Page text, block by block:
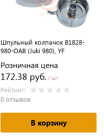
Шпульный колпачок B1828-
980-OAB (Juki 980), YF
Розничная цена
172.38 руб. / шт
Рейтинг:
0 отзывов
В корзину